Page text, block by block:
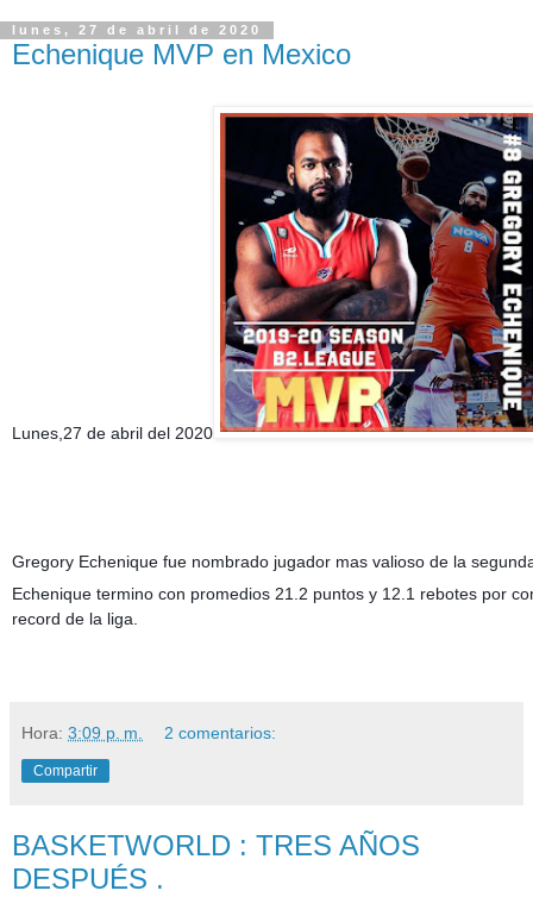
lunes, 27 de abril de 2020
Echenique MVP en Mexico
Lunes,27 de abril del 2020
Gregory Echenique fue nombrado jugador mas valioso de la
Echenique termino con promedios 21.2 puntos y 12.1 rebotes por
record de la liga.
Hora: 3:09 p. m. 2 comentarios:
Compartir
BASKETWORLD : TRES AÑOS
DESPUÉS .